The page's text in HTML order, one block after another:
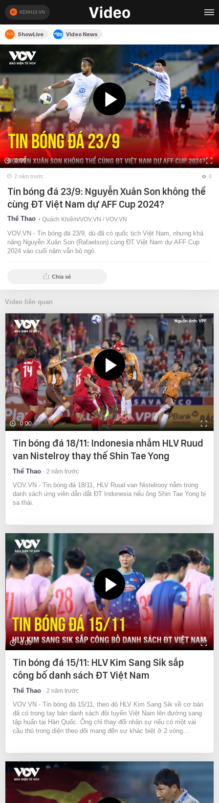
KENH14.VN
ShowLive Video News
0:00
2 năm trước 0
Tin bóng đá 23/9: Nguyễn Xuân Son không thể
cùng ĐT Việt Nam dự AFF Cup 2024?
Thể Thao Quách Khiêm/VOV.VN / VOV.VN
VOV.VN - Tin bóng đá 23/9, dù đã có quốc tịch Việt Nam, nhưng khả
năng Nguyễn Xuân Son (Rafaelson) cùng ĐT Việt Nam dự AFF Cup
2024 vào cuối năm vẫn bỏ ngỏ.
Chia sẻ
Video liên quan
0:00
Tin bóng đá 18/11: Indonesia nhắm HLV Ruud
van Nistelroy thay thế Shin Tae Yong
Thể Thao 2 năm trước
VOV.VN - Tin bóng đá 18/11, HLV Ruud van Nistelrooy nằm trong
danh sách ứng viên dẫn dắt ĐT Indonesia nếu ông Shin Tae Yong bị
sa thải.
0:00
Tin bóng đá 15/11: HLV Kim Sang Sik sắp
công bố danh sách ĐT Việt Nam
Thể Thao 2 năm trước
VOV.VN - Tin bóng đá 15/11, theo đó HLV Kim Sang Sik về cơ bản
đã có trong tay bản danh sách đội tuyển Việt Nam lên đường sang
tập huấn tại Hàn Quốc. Ông chỉ thay đổi nhân sự nếu có một vài
cầu thủ trong diện theo dõi mang đến sự khác biệt ở 2 vòng...